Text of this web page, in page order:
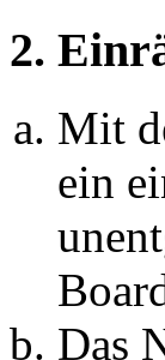
2.
Mit
ein
Das